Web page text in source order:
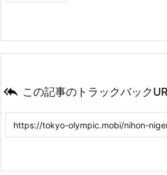
 この記事のトラックバック